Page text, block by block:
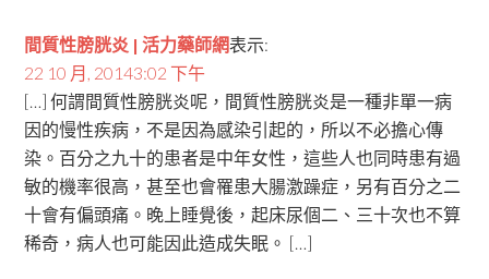
間質性膀胱炎 | 活力藥師網表示:
22 10 月, 20143:02 下午
[…] 何謂間質性膀胱炎呢，間質性膀胱炎是一種非單一病
因的慢性疾病，不是因為感染引起的，所以不必擔心傳
染。百分之九十的患者是中年女性，這些人也同時患有過
敏的機率很高，甚至也會罹患大腸激躁症，另有百分之二
十會有偏頭痛。晚上睡覺後，起床尿個二、三十次也不算
稀奇，病人也可能因此造成失眠。 […]